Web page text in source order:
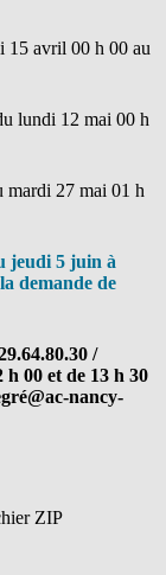
15 avril 00 h 00 au
lundi 12 mai 00 h
mardi 27 mai 01 h
jeudi 5 juin à
demande de
/
h 00 et de 13 h 30
nancy-
ZIP